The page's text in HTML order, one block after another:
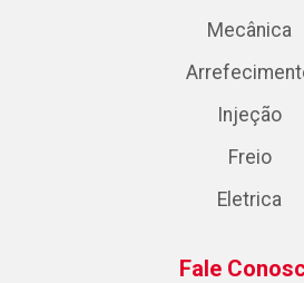
Mecânica
Injeção
Freio
Eletrica
Fale